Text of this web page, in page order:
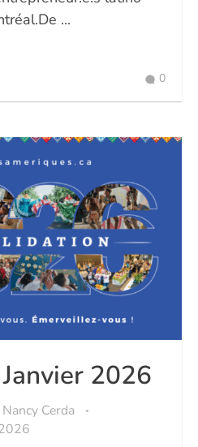
...
0
2026
Nancy Cerda